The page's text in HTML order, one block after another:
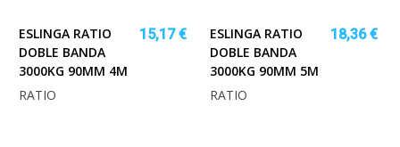
ESLINGA RATIO
DOBLE BANDA
3000KG 90MM 4M
15,17 €
RATIO
ESLINGA RATIO
DOBLE BANDA
3000KG 90MM 5M
18,36 €
RATIO